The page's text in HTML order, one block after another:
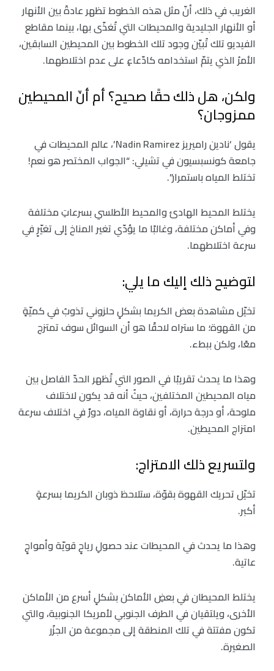
الغريب في ذلك، أنّ مثل هذه الخطوط تظهر عادةً بين الأنهار
أو الأنهار الجليدية والمحيطات التي تُغذّى بها، بينما مقاطع
الفيديو تلك تُبيّن وجود تلك الخطوط بين المحيطين السابقين،
الأمرُ الذي يتمّ استخدامه كادّعاءٍ على عدم اختلاطهما.
ولكن، هل ذلك حقًا صحيح؟ أم أنّ المحيطين
ممزوجان؟
يقول ‘نادين راميريز Nadin Ramirez’، عالم المحيطات في
جامعة كونسبسيون في تشيلي: “الجواب المختصر هو نعم!
تختلط المياه باستمرار”.
يختلط المحيط الهادئ والمحيط الأطلسي بسرعاتِ مختلفة
وفي أماكن مختلفة، وغالبًا ما يؤدّي تغير المناخ إلى تغيّرٍ في
سرعة اختلاطهما.
لتوضيح ذلك إليك ما يلي:
تخيّل مشاهدة بعض الكريما بشكلٍ حلزوني تذوبُ في كميّةٍ
من القهوة؛ ما ستراه لاحقًا هو أن السوائل سوف تمتزج
معًا، ولكن ببطء.
وهذا ما يحدث تقريبًا في الصور التي تُظهر الحدّ الفاصل بين
مياه المحيطين المختلفين، حيثُ أنه قد يكون لاختلاف
ملوحة، أو درجة حرارة، أو نقاوة المياه، دورٌ في اختلاف سرعة
امتزاج المحيطين.
ولتسريع ذلك الامتزاج:
تخيّل تحريك القهوة بقوّة، ستلاحظ ذوبان الكريما بسرعةٍ
أكبر.
وهذا ما يحدث في المحيطات عند حصولِ رياحٍ قويّة وأمواجٍ
عاتية.
يختلط المحيطان في بعضِ الأماكن بشكلٍ أسرع من الأماكن
الأخرى، ويلتقيان في الطرف الجنوبي لأمريكا الجنوبية، والتي
تكون مفتتة في تلك المنطقة إلى مجموعة من الجزُر
الصغيرة.